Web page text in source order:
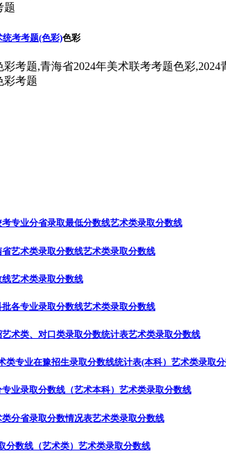
统考考题(色彩)色彩
考题,青海省2024年美术联考考题色彩,2024
专业分省录取最低分数线艺术类录取分数线
艺术类录取分数线艺术类录取分数线
线艺术类录取分数线
各专业录取分数线艺术类录取分数线
术类、对口类录取分数统计表艺术类录取分数线
专业在豫招生录取分数线统计表(本科） 艺术类录取
业录取分数线（艺术本科） 艺术类录取分数线
分省录取分数情况表艺术类录取分数线
分数线（艺术类） 艺术类录取分数线